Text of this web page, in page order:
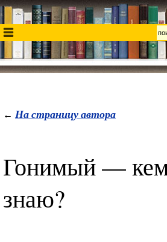
← На страницу автора
Гонимый —
знаю?